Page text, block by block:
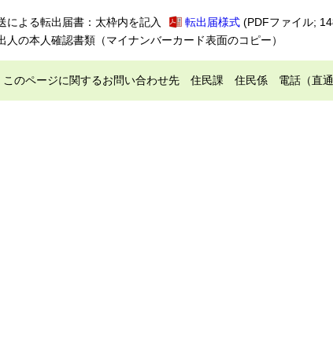
による転出届書：太枠内を記入 転出届様式 (PDFファイル;
人の本人確認書類（マイナンバーカード表面のコピー）
このページに関するお問い合わせ先 住民課 住民係 電話（直